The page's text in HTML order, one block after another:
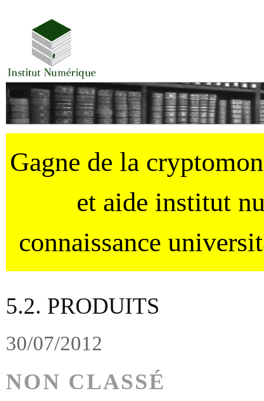
Gagne de la
et aide institut
connaissance
5.2. PRODUITS
30/07/2012
NON CLASSÉ